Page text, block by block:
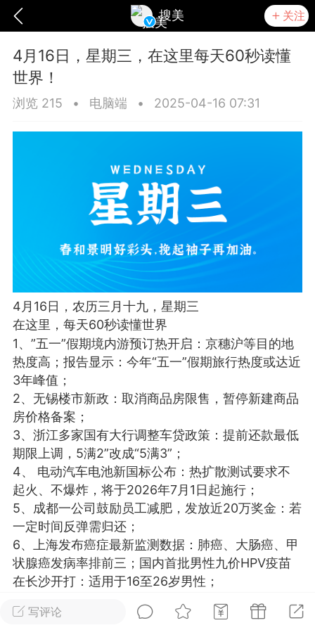
搜美 关注
爆汗熊 卡卡动能素 无创溶斑术
美业357 芯诗妍
每次200金币 点击购买
师 小熊水光
爆汗熊
脂
卡卡动能素
建术
DRYY面膜 微晶溶斑术
爆款平台 Lv.8 靓号
加盟商
26 23:18
电脑端 美业资讯
闪充小白罐
本/双效闪充，养出紧致小白脸！一、项
充小白罐 = 闪充大白肌（仪器）× 草本
产品）×极光嫩肤啫喱（产品）这是一套
护...写评论
4月16日，星期三，在这里每天60秒读懂
世界！
浏览 215 • 电脑端 • 2025-04-16 07:31
4月16日，农历三月十九，星期三
在这里，每天60秒读懂世界
1、”五一”假期境内游预订热开启：京穗沪等目的地
热度高；报告显示：今年“五一”假期旅行热度或达近
3年峰值；
2、无锡楼市新政：取消商品房限售，暂停新建商品
房价格备案；
3、浙江多家国有大行调整车贷政策：提前还款最低
期限上调，5满2”改成“5满3”；
4、 电动汽车电池新国标公布：热扩散测试要求不
起火、不爆炸，将于2026年7月1日起施行；
5、成都一公司鼓励员工减肥，发放近20万奖金：若
一定时间反弹需归还；
6、上海发布癌症最新监测数据：肺癌、大肠癌、甲
状腺癌发病率排前三；国内首批男性九价HPV疫苗
在长沙开打：适用于16至26岁男性；
7、廊坊官方通报“三河广告牌匾禁用红蓝黑底色”事
件：对三河市委主要负责人免职处理；